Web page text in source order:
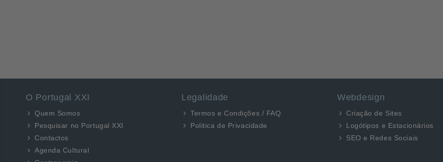
O Portugal XXI
Quem Somos
Pesquisar no Portugal XXI
Contactos
Agenda Cultural
Legalidade
Termos e Condições / FAQ
Politica de Privacidade
Webdesign
Criação de Sites
Logótipos e Estacionários
SEO e Redes Sociais